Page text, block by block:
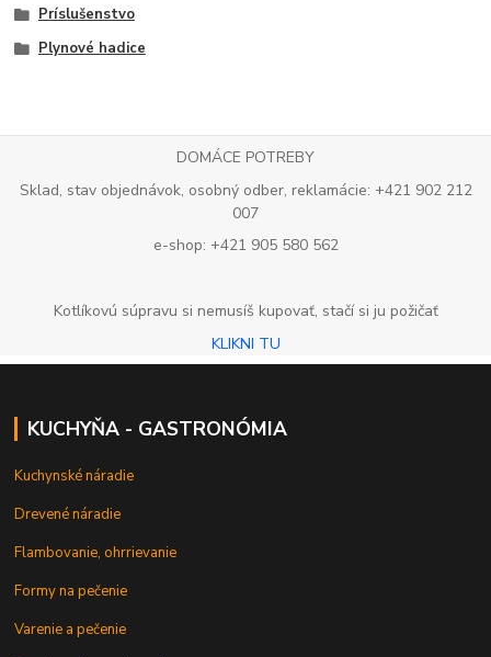
Príslušenstvo
Plynové hadice
DOMÁCE POTREBY
Sklad, stav objednávok, osobný odber, reklamácie: +421 902 212
007
e-shop: +421 905 580 562
Kotlíkovú súpravu si nemusíš kupovať, stačí si ju požičať
KLIKNI TU
KUCHYŇA - GASTRONÓMIA
Kuchynské náradie
Drevené náradie
Flambovanie, ohrrievanie
Formy na pečenie
Varenie a pečenie